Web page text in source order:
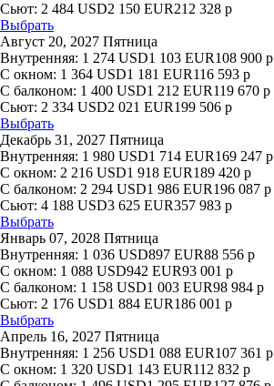
Сьют: 2 484 USD2 150 EUR212 328 р
Выбрать
Август 20, 2027 Пятница
Внутренняя: 1 274 USD1 103 EUR108 900 р
С окном: 1 364 USD1 181 EUR116 593 р
С балконом: 1 400 USD1 212 EUR119 670 р
Сьют: 2 334 USD2 021 EUR199 506 р
Выбрать
Декабрь 31, 2027 Пятница
Внутренняя: 1 980 USD1 714 EUR169 247 р
С окном: 2 216 USD1 918 EUR189 420 р
С балконом: 2 294 USD1 986 EUR196 087 р
Сьют: 4 188 USD3 625 EUR357 983 р
Выбрать
Январь 07, 2028 Пятница
Внутренняя: 1 036 USD897 EUR88 556 р
С окном: 1 088 USD942 EUR93 001 р
С балконом: 1 158 USD1 003 EUR98 984 р
Сьют: 2 176 USD1 884 EUR186 001 р
Выбрать
Апрель 16, 2027 Пятница
Внутренняя: 1 256 USD1 088 EUR107 361 р
С окном: 1 320 USD1 143 EUR112 832 р